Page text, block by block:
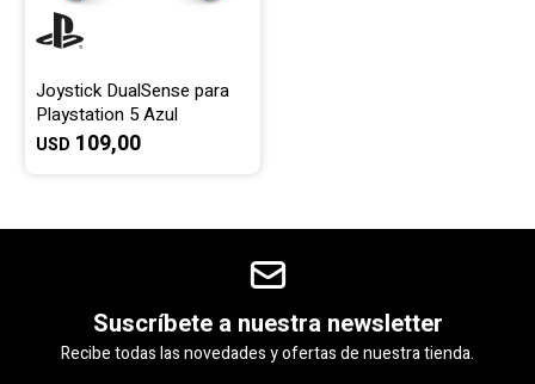
Joystick DualSense para
Playstation 5 Azul
USD 109,00
Suscríbete a nuestra newsletter
Recibe todas las novedades y ofertas de nuestra tienda.